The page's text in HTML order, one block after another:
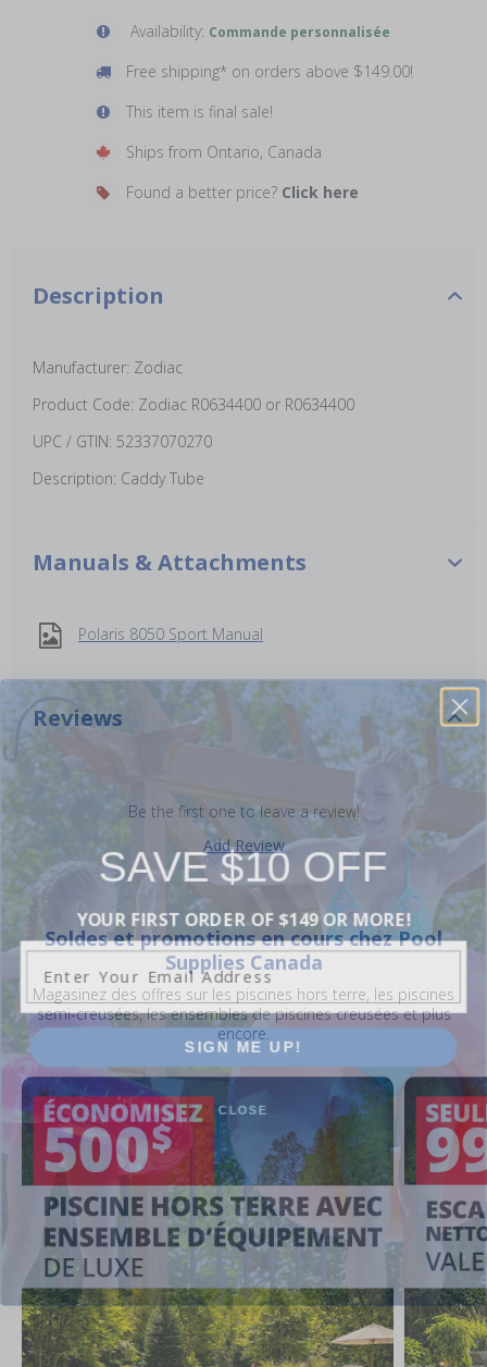
Availability: Commande personnalisée
Free shipping* on orders above $149.00!
This item is final sale!
Ships from Ontario, Canada
Found a better price? Click here
Description
Manufacturer: Zodiac
Product Code: Zodiac R0634400 or R0634400
UPC / GTIN: 52337070270
Description: Caddy Tube
Manuals & Attachments
Polaris 8050 Sport Manual
Reviews
Be the first one to leave a review!
Add Review
Soldes et promotions en cours chez Pool
Supplies Canada
Magasinez des offres sur les piscines hors terre, les piscines
semi-creusées, les ensembles de piscines creusées et plus
encore.
SAVE $10 OFF
YOUR FIRST ORDER OF $149 OR MORE!
Enter Your Email Address
SIGN ME UP!